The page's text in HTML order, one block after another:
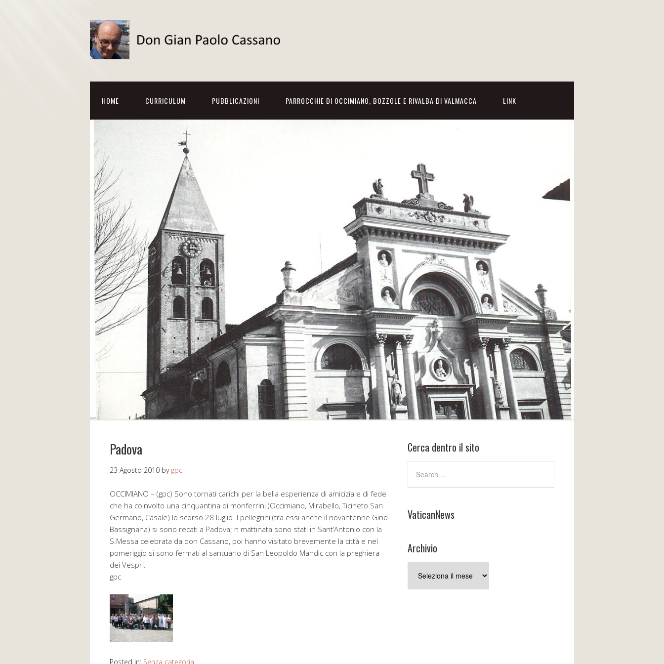
HOME CURRICULUM PUBBLICAZIONI PARROCCHIE DI OCCIMIANO, BOZZOLE E RIVALBA DI VALMACCA LINK
Padova
23 Agosto 2010 by gpc
OCCIMIANO – (gpc) Sono tornati carichi per la bella esperienza di amicizia e di fede
che ha coinvolto una cinquantina di monferrini (Occimiano, Mirabello, Ticineto San
Germano, Casale) lo scorso 28 luglio. I pellegrini (tra essi anche il novantenne Gino
Bassignana) si sono recati a Padova; n mattinata sono stati in Sant’Antonio con la
S.Messa celebrata da don Cassano, poi hanno visitato brevemente la città e nel
pomeriggio si sono fermati al santuario di San Leopoldo Mandic con la preghiera
dei Vespri.
gpc
Posted in: Senza categoria
Cerca dentro il sito
VaticanNews
Archivio